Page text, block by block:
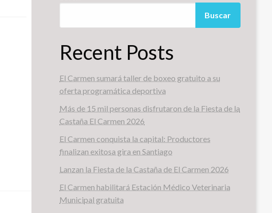
Buscar
Recent Posts
El Carmen sumará taller de boxeo gratuito a su
oferta programática deportiva
Más de 15 mil personas disfrutaron de la Fiesta de la
Castaña El Carmen 2026
El Carmen conquista la capital: Productores
finalizan exitosa gira en Santiago
Lanzan la Fiesta de la Castaña de El Carmen 2026
El Carmen habilitará Estación Médico Veterinaria
Municipal gratuita